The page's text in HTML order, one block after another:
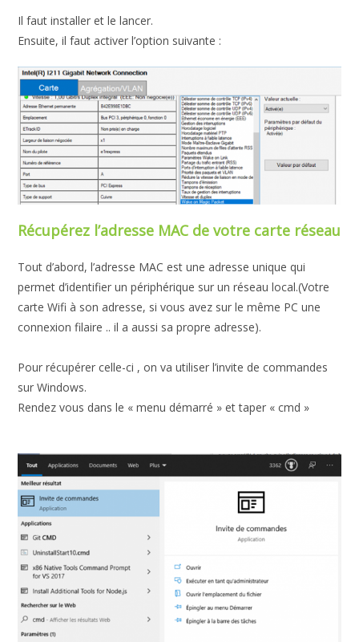
Il faut installer et le lancer.
Ensuite, il faut activer l’option suivante :
Récupérez l’adresse MAC de votre carte réseau
Tout d’abord, l’adresse MAC est une adresse unique qui
permet d’identifier un périphérique sur un réseau local.(Votre
carte Wifi à son adresse, si vous avez sur le même PC une
connexion filaire .. il a aussi sa propre adresse).
Pour récupérer celle-ci , on va utiliser l’invite de commandes
sur Windows.
Rendez vous dans le « menu démarré » et taper « cmd »